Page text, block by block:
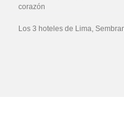
corazón
Los 3 hoteles de Lima,